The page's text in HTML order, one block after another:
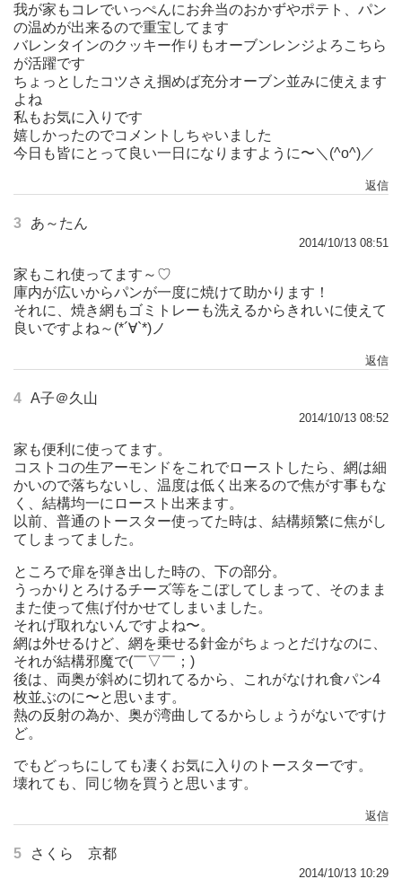
我が家もコレでいっぺんにお弁当のおかずやポテト、パン
の温めが出来るので重宝してます
バレンタインのクッキー作りもオーブンレンジよろこちら
が活躍です
ちょっとしたコツさえ掴めば充分オーブン並みに使えます
よね
私もお気に入りです
嬉しかったのでコメントしちゃいました
今日も皆にとって良い一日になりますように〜＼(^o^)／
返信
3 あ～たん
2014/10/13 08:51
家もこれ使ってます～♡
庫内が広いからパンが一度に焼けて助かります！
それに、焼き網もゴミトレーも洗えるからきれいに使えて
良いですよね～(*´∀`*)ノ
返信
4 A子＠久山
2014/10/13 08:52
家も便利に使ってます。
コストコの生アーモンドをこれでローストしたら、網は細
かいので落ちないし、温度は低く出来るので焦がす事もな
く、結構均一にロースト出来ます。
以前、普通のトースター使ってた時は、結構頻繁に焦がし
てしまってました。
ところで扉を弾き出した時の、下の部分。
うっかりとろけるチーズ等をこぼしてしまって、そのまま
また使って焦げ付かせてしまいました。
それげ取れないんですよね〜。
網は外せるけど、網を乗せる針金がちょっとだけなのに、
それが結構邪魔で(￣▽￣；)
後は、両奥が斜めに切れてるから、これがなけれ食パン4
枚並ぶのに〜と思います。
熱の反射の為か、奥が湾曲してるからしょうがないですけ
ど。
でもどっちにしても凄くお気に入りのトースターです。
壊れても、同じ物を買うと思います。
返信
5 さくら 京都
2014/10/13 10:29